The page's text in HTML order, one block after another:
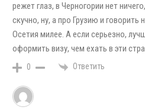
режет глаз, в Черногории нет
скучно, ну, а про Грузию и
Осетия милее. А если серьезно,
оформить визу, чем ехать в эти
0 Ответить